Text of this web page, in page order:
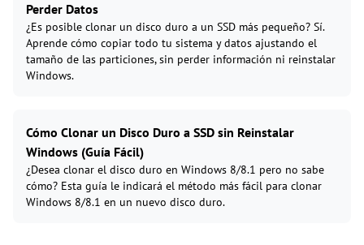
Perder Datos
¿Es posible clonar un disco duro a un SSD más pequeño? Sí.
Aprende cómo copiar todo tu sistema y datos ajustando el
tamaño de las particiones, sin perder información ni reinstalar
Windows.
Cómo Clonar un Disco Duro a SSD sin Reinstalar
Windows (Guía Fácil)
¿Desea clonar el disco duro en Windows 8/8.1 pero no sabe
cómo? Esta guía le indicará el método más fácil para clonar
Windows 8/8.1 en un nuevo disco duro.